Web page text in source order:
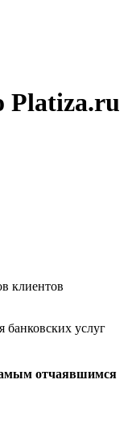
Platiza.ru
клиентов
банковских услуг
отчаявшимся